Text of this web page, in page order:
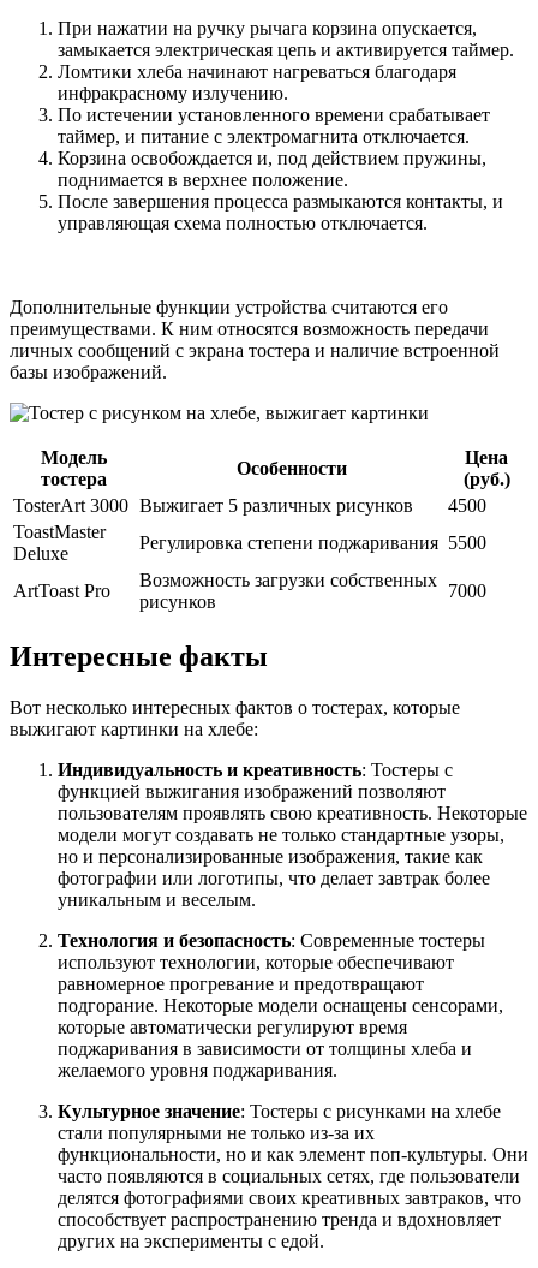
При нажатии на ручку рычага корзина опускается,
замыкается электрическая цепь и активируется таймер.
Ломтики хлеба начинают нагреваться благодаря
инфракрасному излучению.
По истечении установленного времени срабатывает
таймер, и питание с электромагнита отключается.
Корзина освобождается и, под действием пружины,
поднимается в верхнее положение.
После завершения процесса размыкаются контакты, и
управляющая схема полностью отключается.
Дополнительные функции устройства считаются его
преимуществами. К ним относятся возможность передачи
личных сообщений с экрана тостера и наличие встроенной
базы изображений.
Модель
тостера
Особенности
Цена
(руб.)
TosterArt 3000 Выжигает 5 различных рисунков
4500
ToastMaster
Deluxe
Регулировка степени поджаривания 5500
ArtToast Pro
Возможность загрузки собственных
рисунков
7000
Интересные факты
Вот несколько интересных фактов о тостерах, которые
выжигают картинки на хлебе:
Индивидуальность и креативность: Тостеры с
функцией выжигания изображений позволяют
пользователям проявлять свою креативность. Некоторые
модели могут создавать не только стандартные узоры,
но и персонализированные изображения, такие как
фотографии или логотипы, что делает завтрак более
уникальным и веселым.
Технология и безопасность: Современные тостеры
используют технологии, которые обеспечивают
равномерное прогревание и предотвращают
подгорание. Некоторые модели оснащены сенсорами,
которые автоматически регулируют время
поджаривания в зависимости от толщины хлеба и
желаемого уровня поджаривания.
Культурное значение: Тостеры с рисунками на хлебе
стали популярными не только из-за их
функциональности, но и как элемент поп-культуры. Они
часто появляются в социальных сетях, где пользователи
делятся фотографиями своих креативных завтраков, что
способствует распространению тренда и вдохновляет
других на эксперименты с едой.